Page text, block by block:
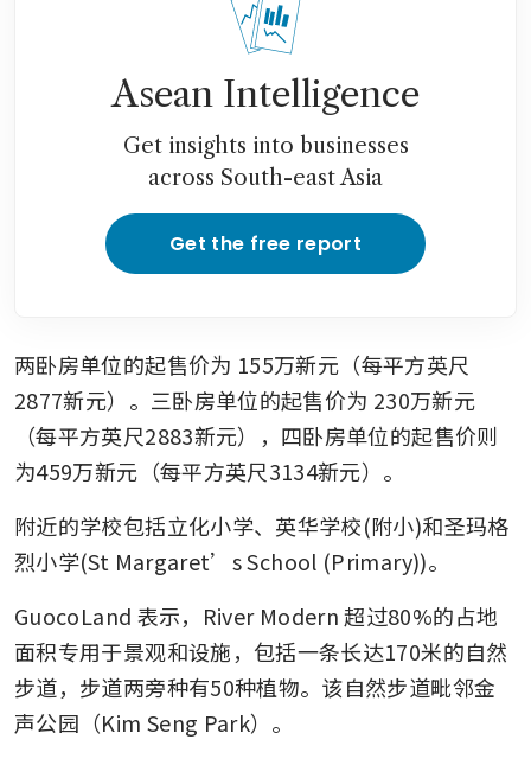
Asean Intelligence
Get insights into businesses
across South-east Asia
Get the free report
两卧房单位的起售价为 155万新元（每平方英尺
2877新元）。三卧房单位的起售价为 230万新元
（每平方英尺2883新元），四卧房单位的起售价则
为459万新元（每平方英尺3134新元）。
附近的学校包括立化小学、英华学校(附小)和圣玛格
烈小学(St Margaret’s School (Primary))。
GuocoLand 表示，River Modern 超过80%的占地
面积专用于景观和设施，包括一条长达170米的自然
步道，步道两旁种有50种植物。该自然步道毗邻金
声公园（Kim Seng Park）。